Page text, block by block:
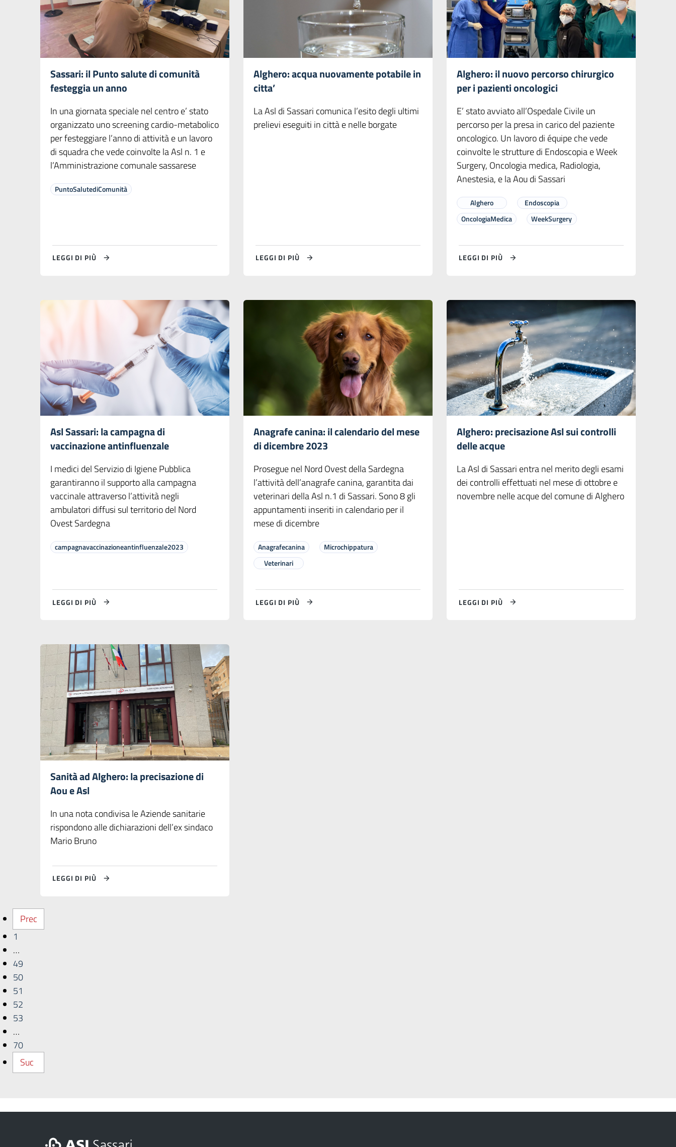
Sassari: il Punto salute di comunità
festeggia un anno
In una giornata speciale nel centro e’ stato
organizzato uno screening cardio-metabolico
per festeggiare l’anno di attività e un lavoro
di squadra che vede coinvolte la Asl n. 1 e
l’Amministrazione comunale sassarese
PuntoSalutediComunità
LEGGI DI PIÙ
Alghero: acqua nuovamente potabile in
citta’
La Asl di Sassari comunica l’esito degli ultimi
prelievi eseguiti in città e nelle borgate
LEGGI DI PIÙ
Alghero: il nuovo percorso chirurgico
per i pazienti oncologici
E’ stato avviato all’Ospedale Civile un
percorso per la presa in carico del paziente
oncologico. Un lavoro di équipe che vede
coinvolte le strutture di Endoscopia e Week
Surgery, Oncologia medica, Radiologia,
Anestesia, e la Aou di Sassari
Alghero
Endoscopia
OncologiaMedica
WeekSurgery
LEGGI DI PIÙ
Asl Sassari: la campagna di
vaccinazione antinfluenzale
I medici del Servizio di Igiene Pubblica
garantiranno il supporto alla campagna
vaccinale attraverso l’attività negli
ambulatori diffusi sul territorio del Nord
Ovest Sardegna
campagnavaccinazioneantinfluenzale2023
LEGGI DI PIÙ
Anagrafe canina: il calendario del mese
di dicembre 2023
Prosegue nel Nord Ovest della Sardegna
l’attività dell’anagrafe canina, garantita dai
veterinari della Asl n.1 di Sassari. Sono 8 gli
appuntamenti inseriti in calendario per il
mese di dicembre
Anagrafecanina
Microchippatura
Veterinari
LEGGI DI PIÙ
Alghero: precisazione Asl sui controlli
delle acque
La Asl di Sassari entra nel merito degli esami
dei controlli effettuati nel mese di ottobre e
novembre nelle acque del comune di Alghero
LEGGI DI PIÙ
Sanità ad Alghero: la precisazione di
Aou e Asl
In una nota condivisa le Aziende sanitarie
rispondono alle dichiarazioni dell’ex sindaco
Mario Bruno
LEGGI DI PIÙ
Prec
1
…
49
50
51
52
53
…
70
Suc